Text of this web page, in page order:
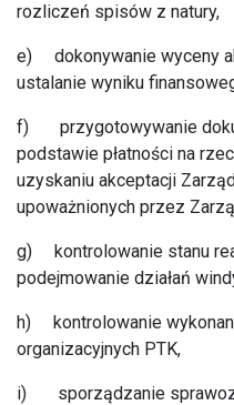
rozliczeń spisów z natury,
e) dokonywanie wyceny
ustalanie wyniku
f) przygotowywanie
podstawie płatności na
uzyskaniu akceptacji
upoważnionych przez
g) kontrolowanie stanu
podejmowanie działań
h) kontrolowanie
organizacyjnych PTK,
i) sporządzanie